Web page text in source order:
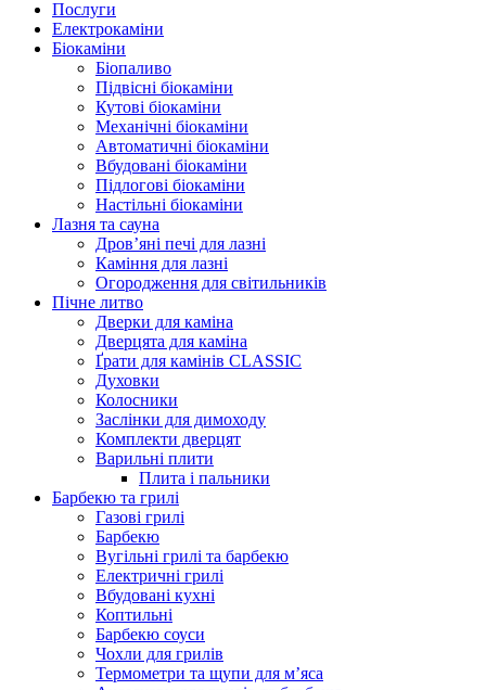
Послуги
Електрокаміни
Біокаміни
Біопаливо
Підвісні біокаміни
Кутові біокаміни
Механічні біокаміни
Автоматичні біокаміни
Вбудовані біокаміни
Підлогові біокаміни
Настільні біокаміни
Лазня та сауна
Дров’яні печі для лазні
Каміння для лазні
Огородження для світильників
Пічне литво
Дверки для каміна
Дверцята для каміна
Ґрати для камінів CLASSIC
Духовки
Колосники
Заслінки для димоходу
Комплекти дверцят
Варильні плити
Плита і пальники
Барбекю та грилі
Газові грилі
Барбекю
Вугільні грилі та барбекю
Електричні грилі
Вбудовані кухні
Коптильні
Барбекю соуси
Чохли для грилів
Термометри та щупи для м’яса